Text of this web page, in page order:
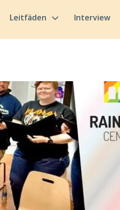
Leitfäden Interview